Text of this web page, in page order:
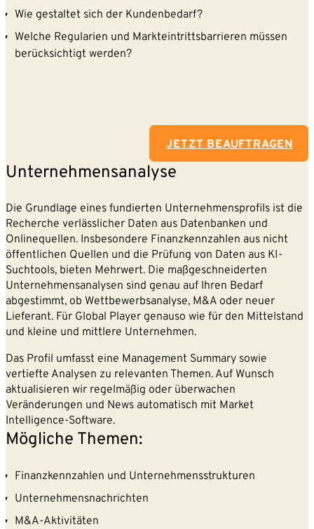
Wie gestaltet sich der Kundenbedarf?
Welche Regularien und Markteintrittsbarrieren müssen
berücksichtigt werden?
JETZT BEAUFTRAGEN
Unternehmensanalyse
Die Grundlage eines fundierten Unternehmensprofils ist die
Recherche verlässlicher Daten aus Datenbanken und
Onlinequellen. Insbesondere Finanzkennzahlen aus nicht
öffentlichen Quellen und die Prüfung von Daten aus KI-
Suchtools, bieten Mehrwert. Die maßgeschneiderten
Unternehmensanalysen sind genau auf Ihren Bedarf
abgestimmt, ob Wettbewerbsanalyse, M&A oder neuer
Lieferant. Für Global Player genauso wie für den Mittelstand
und kleine und mittlere Unternehmen.
Das Profil umfasst eine Management Summary sowie
vertiefte Analysen zu relevanten Themen. Auf Wunsch
aktualisieren wir regelmäßig oder überwachen
Veränderungen und News automatisch mit Market
Intelligence-Software.
Mögliche Themen:
Finanzkennzahlen und Unternehmensstrukturen
Unternehmensnachrichten
M&A-Aktivitäten